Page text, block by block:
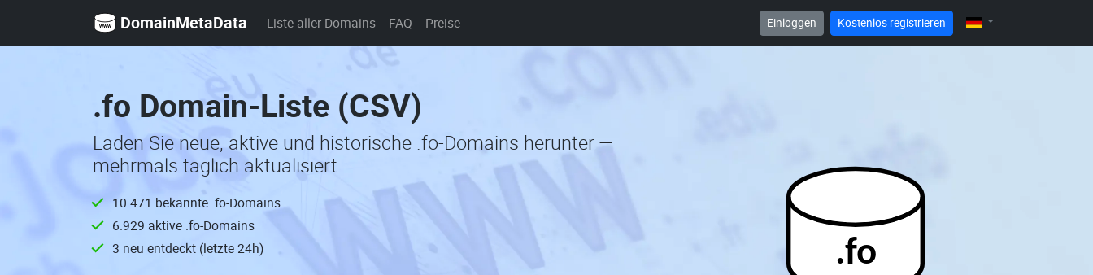
DomainMetaData Liste aller Domains FAQ Preise Einloggen Kostenlos registrieren
.fo Domain-Liste (CSV)
Laden Sie neue, aktive und historische .fo-Domains herunter —
mehrmals täglich aktualisiert
10.471 bekannte .fo-Domains
6.929 aktive .fo-Domains
3 neu entdeckt (letzte 24h)
.fo